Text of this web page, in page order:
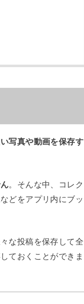
写真や動画を保存す
。そんな中、コレク
どをアプリ内にブッ
々な投稿を保存して全
ておくことができま